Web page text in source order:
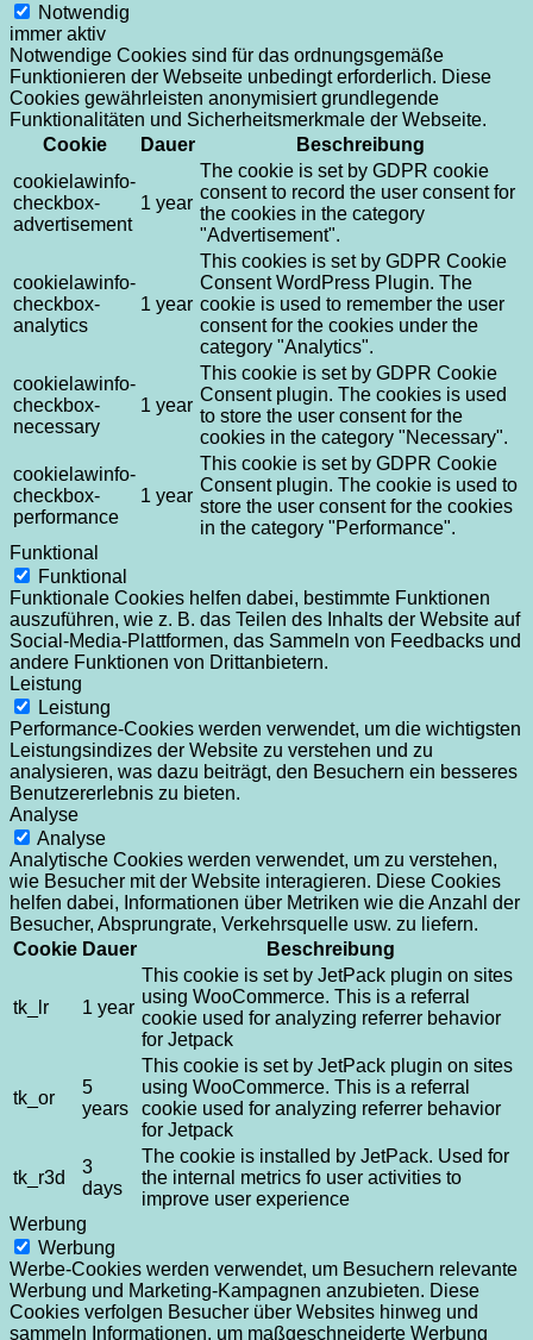
Notwendig
immer aktiv
Notwendige Cookies sind für das ordnungsgemäße
Funktionieren der Webseite unbedingt erforderlich. Diese
Cookies gewährleisten anonymisiert grundlegende
Funktionalitäten und Sicherheitsmerkmale der Webseite.
Cookie
Dauer
Beschreibung
cookielawinfo-
checkbox-
advertisement
1 year
The cookie is set by GDPR cookie
consent to record the user consent for
the cookies in the category
"Advertisement".
cookielawinfo-
checkbox-
analytics
1 year
This cookies is set by GDPR Cookie
Consent WordPress Plugin. The
cookie is used to remember the user
consent for the cookies under the
category "Analytics".
cookielawinfo-
checkbox-
necessary
1 year
This cookie is set by GDPR Cookie
Consent plugin. The cookies is used
to store the user consent for the
cookies in the category "Necessary".
cookielawinfo-
checkbox-
performance
1 year
This cookie is set by GDPR Cookie
Consent plugin. The cookie is used to
store the user consent for the cookies
in the category "Performance".
Funktional
Funktional
Funktionale Cookies helfen dabei, bestimmte Funktionen
auszuführen, wie z. B. das Teilen des Inhalts der Website auf
Social-Media-Plattformen, das Sammeln von Feedbacks und
andere Funktionen von Drittanbietern.
Leistung
Leistung
Performance-Cookies werden verwendet, um die wichtigsten
Leistungsindizes der Website zu verstehen und zu
analysieren, was dazu beiträgt, den Besuchern ein besseres
Benutzererlebnis zu bieten.
Analyse
Analyse
Analytische Cookies werden verwendet, um zu verstehen,
wie Besucher mit der Website interagieren. Diese Cookies
helfen dabei, Informationen über Metriken wie die Anzahl der
Besucher, Absprungrate, Verkehrsquelle usw. zu liefern.
Cookie Dauer Beschreibung
tk_lr 1 year
This cookie is set by JetPack plugin on sites
using WooCommerce. This is a referral
cookie used for analyzing referrer behavior
for Jetpack
tk_or
5
years
This cookie is set by JetPack plugin on sites
using WooCommerce. This is a referral
cookie used for analyzing referrer behavior
for Jetpack
tk_r3d
3
days
The cookie is installed by JetPack. Used for
the internal metrics fo user activities to
improve user experience
Werbung
Werbung
Werbe-Cookies werden verwendet, um Besuchern relevante
Werbung und Marketing-Kampagnen anzubieten. Diese
Cookies verfolgen Besucher über Websites hinweg und
sammeln Informationen, um maßgeschneiderte Werbung